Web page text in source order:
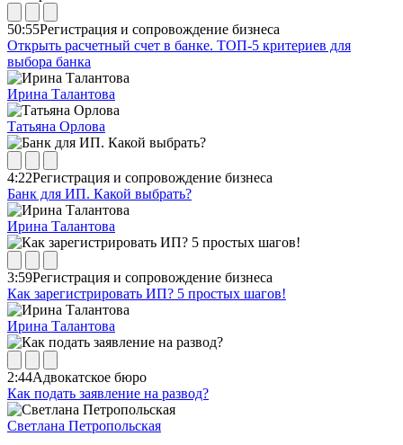
50:55Регистрация и сопровождение бизнеса
Открыть расчетный счет в банке. ТОП-5 критериев для
выбора банка
Ирина Талантова
Татьяна Орлова
4:22Регистрация и сопровождение бизнеса
Банк для ИП. Какой выбрать?
Ирина Талантова
3:59Регистрация и сопровождение бизнеса
Как зарегистрировать ИП? 5 простых шагов!
Ирина Талантова
2:44Адвокатское бюро
Как подать заявление на развод?
Светлана Петропольская